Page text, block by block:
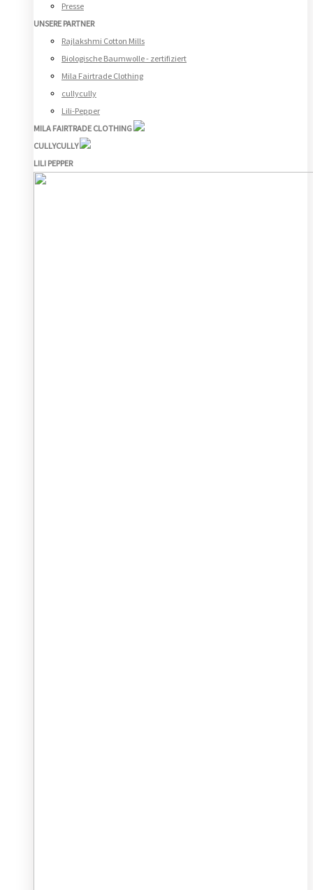
Presse
UNSERE PARTNER
Rajlakshmi Cotton Mills
Biologische Baumwolle - zertifiziert
Mila Fairtrade Clothing
cullycully
Lili-Pepper
MILA FAIRTRADE CLOTHING
CULLYCULLY
LILI PEPPER